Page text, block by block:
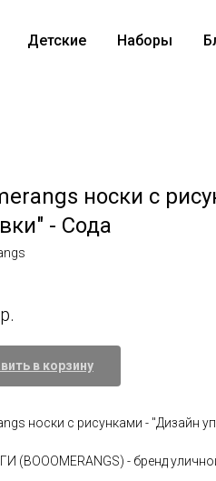
Детские Наборы
носки с
- Сода
р.
в корзину
носки с рисунками - "Дизайн
(BOOOMERANGS) - бренд